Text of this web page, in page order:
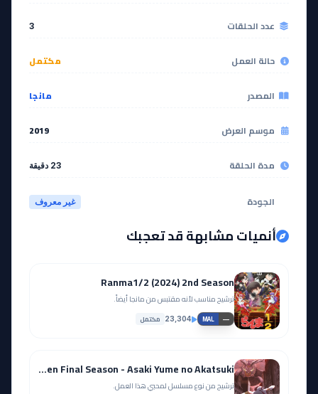
عدد الحلقات 3
حالة العمل مكتمل
المصدر مانجا
موسم العرض 2019
مدة الحلقة 23 دقيقة
الجودة غير معروف
أنميات مشابهة قد تعجبك
Ranma1/2 (2024) 2nd Season
ترشيح مناسب لأنه مقتبس من مانجا أيضاً.
MAL —
23,304 مكتمل
Magia Record: Mahou Shoujo Madoka Magica Gaiden Final Season - Asaki Yume no Akatsuki
ترشيح من نوع مسلسل لمحبي هذا العمل.